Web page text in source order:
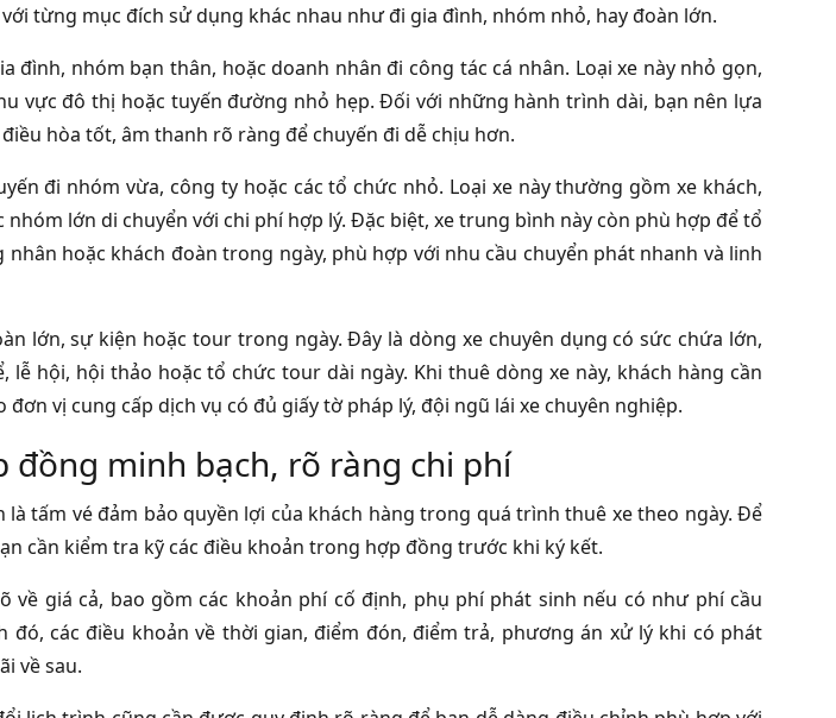
từng mục đích sử dụng khác nhau như đi gia đình, nhóm nhỏ, hay đoàn lớn.
đình, nhóm bạn thân, hoặc doanh nhân đi công tác cá nhân. Loại xe này nhỏ gọn,
vực đô thị hoặc tuyến đường nhỏ hẹp. Đối với những hành trình dài, bạn nên lựa
hòa tốt, âm thanh rõ ràng để chuyến đi dễ chịu hơn.
đi nhóm vừa, công ty hoặc các tổ chức nhỏ. Loại xe này thường gồm xe khách,
nhóm lớn di chuyển với chi phí hợp lý. Đặc biệt, xe trung bình này còn phù hợp để tổ
hoặc khách đoàn trong ngày, phù hợp với nhu cầu chuyển phát nhanh và linh
lớn, sự kiện hoặc tour trong ngày. Đây là dòng xe chuyên dụng có sức chứa lớn,
lễ hội, hội thảo hoặc tổ chức tour dài ngày. Khi thuê dòng xe này, khách hàng cần
vị cung cấp dịch vụ có đủ giấy tờ pháp lý, đội ngũ lái xe chuyên nghiệp.
đồng minh bạch, rõ ràng chi phí
tấm vé đảm bảo quyền lợi của khách hàng trong quá trình thuê xe theo ngày. Để
cần kiểm tra kỹ các điều khoản trong hợp đồng trước khi ký kết.
về giá cả, bao gồm các khoản phí cố định, phụ phí phát sinh nếu có như phí cầu
đó, các điều khoản về thời gian, điểm đón, điểm trả, phương án xử lý khi có phát
về sau.